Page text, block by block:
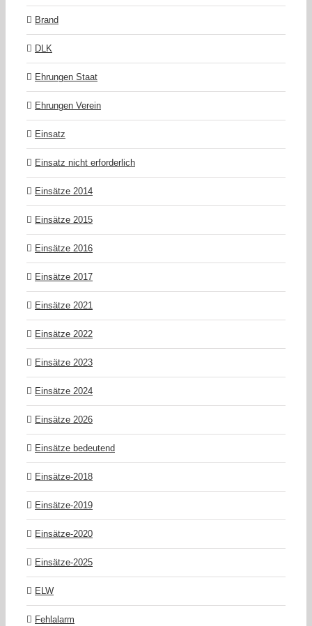
Brand
DLK
Ehrungen Staat
Ehrungen Verein
Einsatz
Einsatz nicht erforderlich
Einsätze 2014
Einsätze 2015
Einsätze 2016
Einsätze 2017
Einsätze 2021
Einsätze 2022
Einsätze 2023
Einsätze 2024
Einsätze 2026
Einsätze bedeutend
Einsätze-2018
Einsätze-2019
Einsätze-2020
Einsätze-2025
ELW
Fehlalarm